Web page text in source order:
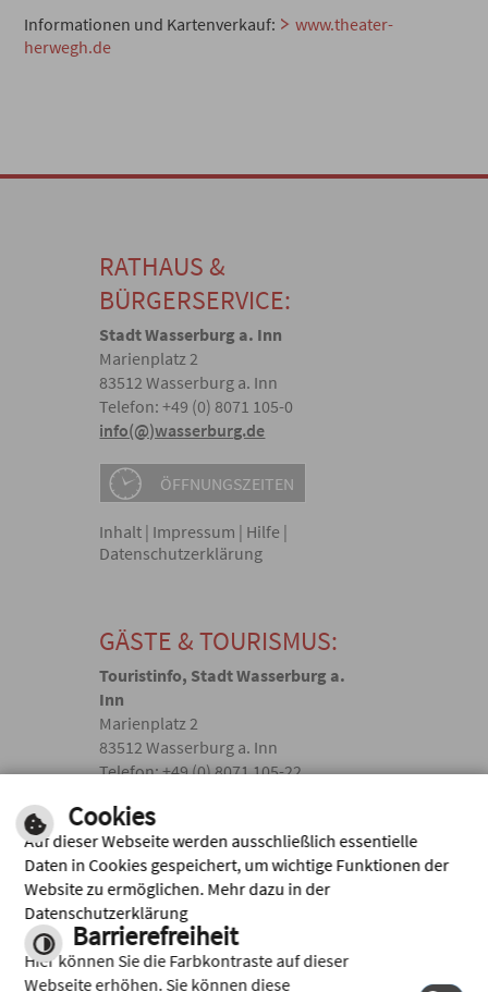
Informationen und Kartenverkauf:
www.theater-
herwegh.de
RATHAUS &
BÜRGERSERVICE:
Stadt Wasserburg a. Inn
Marienplatz 2
83512 Wasserburg a. Inn
Telefon: +49 (0) 8071 105-0
info(@)wasserburg.de
ÖFFNUNGSZEITEN
Inhalt | Impressum | Hilfe |
Datenschutzerklärung
GÄSTE & TOURISMUS:
Touristinfo, Stadt Wasserburg a.
Inn
Marienplatz 2
83512 Wasserburg a. Inn
Telefon: +49 (0) 8071 105-22
Facebook
Instagram
Cookies
Auf dieser Webseite werden ausschließlich essentielle
Daten in Cookies gespeichert, um wichtige Funktionen der
Website zu ermöglichen. Mehr dazu in der
Datenschutzerklärung
Barrierefreiheit
Hier können Sie die Farbkontraste auf dieser
Webseite erhöhen. Sie können diese